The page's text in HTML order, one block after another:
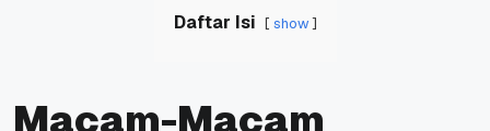
Daftar Isi show